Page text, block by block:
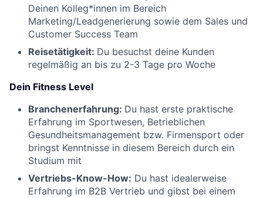
Deinen Kolleg*innen im Bereich
Marketing/Leadgenerierung sowie dem Sales und
Customer Success Team
Reisetätigkeit: Du besuchst deine Kunden
regelmäßig an bis zu 2-3 Tage pro Woche
Dein Fitness Level
Branchenerfahrung: Du hast erste praktische
Erfahrung im Sportwesen, Betrieblichen
Gesundheitsmanagement bzw. Firmensport oder
bringst Kenntnisse in diesem Bereich durch ein
Studium mit
Vertriebs-Know-How: Du hast idealerweise
Erfahrung im B2B Vertrieb und gibst bei einem